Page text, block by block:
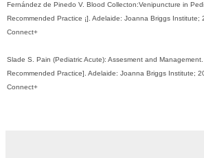
Fernández de Pinedo V. Blood Collecton:Venipuncture in
Recommended Practice ¡]. Adelaide: Joanna Briggs Institute;
Connect+
Slade S. Pain (Pediatric Acute): Assesment and
Recommended Practice]. Adelaide: Joanna Briggs Institute;
Connect+